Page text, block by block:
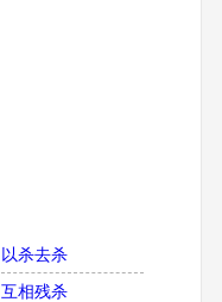
以杀去杀
互相残杀